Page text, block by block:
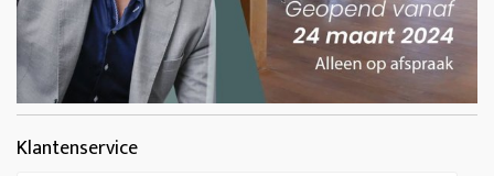
Klantenservice